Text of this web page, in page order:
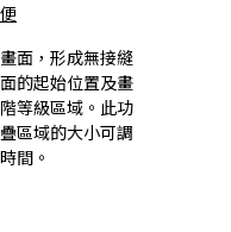
面，形成無接縫
的起始位置及畫
等級區域。此功
區域的大小可調
間。